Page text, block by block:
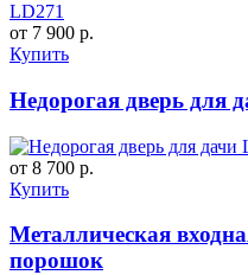
LD271
от 7 900 р.
Купить
Недорогая дверь для
от 8 700 р.
Купить
Металлическая
порошок